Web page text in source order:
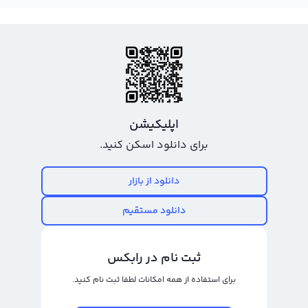
سریع و معتبر در رابکس، آن را به صورت تومان یا دلار به حساب خود تبدیل کنید و در
نهایت از طریق صرافی‌های معتبر به فروش آن بپردازید. رابکس با استفاده از
تکنولوژی هوش‌مصنوعی و شبکه‌های باتو نقدی، ارائه دهنده بهترین خدمات برای
خرید و فروش جئوجم توکن
خرید و فروش جئوجم توکن یا به طور کوتاه JAM، از جدیدترین ارزهای دیجیتالی است
که به تازگی وارد بازار معاملات ارزهای دیجیتال شده است. این ارز دیجیتال با نام
انگلیسی Geojam Token که مخفف آن JAM است، برای معامله‌گران و سرمایه‌گذاران
فرصتی بسیار مناسب بوده و توجه آن‌ها را به خود جلب کرده است. ارزش بازار جئوجم
اپلیکیشن
برای دانلود اسکن کنید.
دانلود از بازار
دانلود مستقیم
ثبت نام در رابکس
برای استفاده از همه امکانات لطفا ثبت نام کنید.